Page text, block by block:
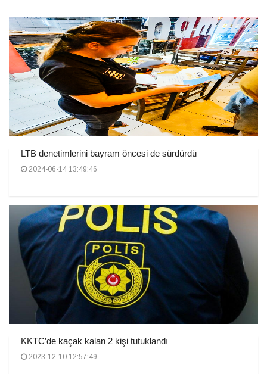
LTB denetimlerini bayram öncesi de sürdürdü
2024-06-14 13:49:46
KKTC’de kaçak kalan 2 kişi tutuklandı
2023-12-10 12:57:49